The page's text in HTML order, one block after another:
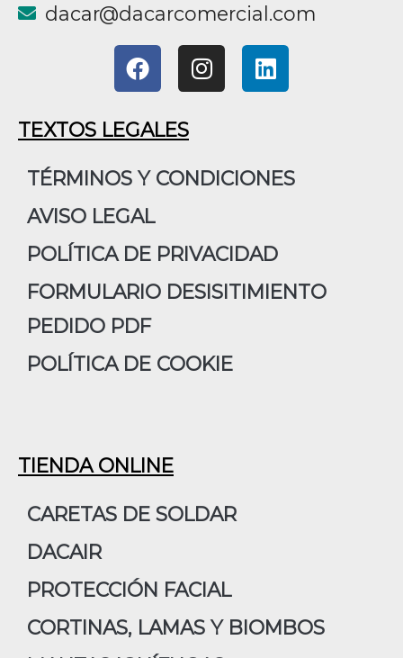
moc.laicremocracad
@racad
F
a
e
b
o
k
I
n
g
m
L
i
d
TEXTOS LEGALES
TÉRMINOS Y CONDICIONES
AVISO LEGAL
POLÍTICA DE PRIVACIDAD
FORMULARIO DESISITIMIENTO
PEDIDO PDF
POLÍTICA DE COOKIE
TIENDA ONLINE
CARETAS DE SOLDAR
DACAIR
PROTECCIÓN FACIAL
CORTINAS, LAMAS Y BIOMBOS